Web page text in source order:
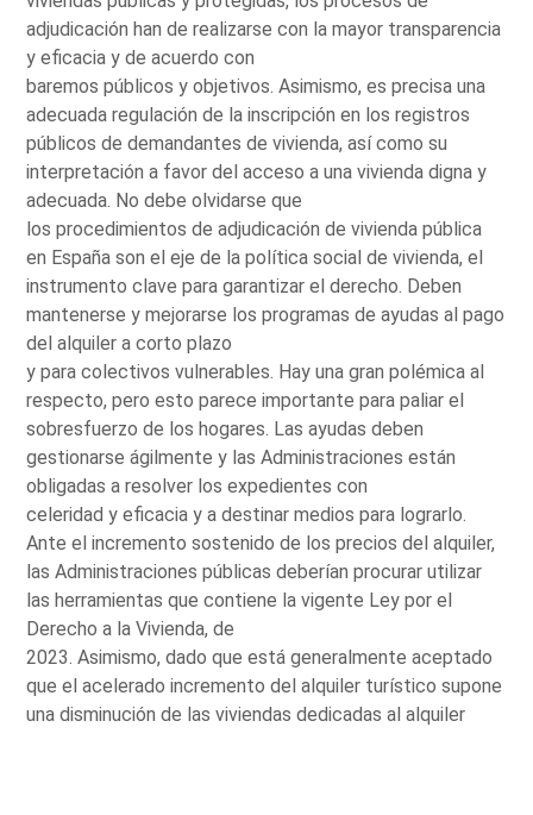
adjudicación han de realizarse con la mayor transparencia
y eficacia y de acuerdo con
baremos públicos y objetivos. Asimismo, es precisa una
adecuada regulación de la inscripción en los registros
públicos de demandantes de vivienda, así como su
interpretación a favor del acceso a una vivienda digna y
adecuada. No debe olvidarse que
los procedimientos de adjudicación de vivienda pública
en España son el eje de la política social de vivienda, el
instrumento clave para garantizar el derecho. Deben
mantenerse y mejorarse los programas de ayudas al pago
del alquiler a corto plazo
y para colectivos vulnerables. Hay una gran polémica al
respecto, pero esto parece importante para paliar el
sobresfuerzo de los hogares. Las ayudas deben
gestionarse ágilmente y las Administraciones están
obligadas a resolver los expedientes con
celeridad y eficacia y a destinar medios para lograrlo.
Ante el incremento sostenido de los precios del alquiler,
las Administraciones públicas deberían procurar utilizar
las herramientas que contiene la vigente Ley por el
Derecho a la Vivienda, de
2023. Asimismo, dado que está generalmente aceptado
que el acelerado incremento del alquiler turístico supone
una disminución de las viviendas dedicadas al alquiler